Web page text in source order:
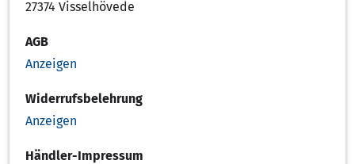
27374 Visselhövede
AGB
Anzeigen
Widerrufsbelehrung
Anzeigen
Händler-Impressum